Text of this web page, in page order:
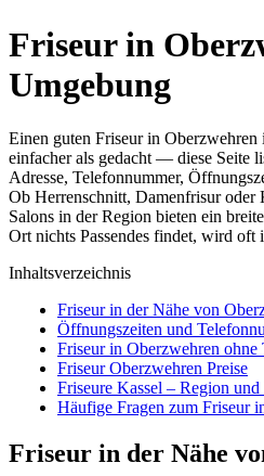
Friseur in
Umgebung
Einen guten Friseur in
einfacher als gedacht — diese Seite
Adresse, Telefonnummer,
Ob Herrenschnitt, Damenfrisur
Salons in der Region bieten ein
Ort nichts Passendes findet, wird oft
Inhaltsverzeichnis
Friseur in der Nähe von
Öffnungszeiten und
Friseur in Oberzwehren ohne
Friseur Oberzwehren Preise
Friseure Kassel – Region
Häufige Fragen zum Friseur
Friseur in der Nähe